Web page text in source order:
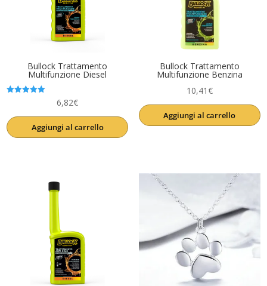
Bullock Trattamento
Multifunzione Diesel
6,82€
Aggiungi al carrello
Bullock Trattamento
Multifunzione Benzina
10,41€
Aggiungi al carrello